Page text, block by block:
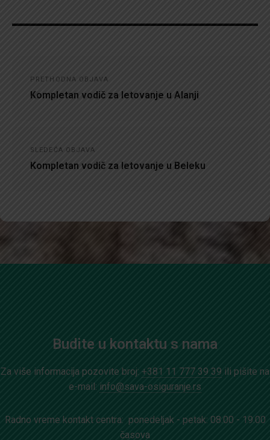
članka
PRETHODNA OBJAVA
Kompletan vodič za letovanje u Alanji
SLEDEĆA OBJAVA
Kompletan vodič za letovanje u Beleku
Budite u kontaktu s nama
Za više informacija pozovite broj: +381 11 777 39 39 ili pišite na
e-mail: info@sava-osiguranje.rs
Radno vreme kontakt centra: ponedeljak - petak: 08.00 - 19.00
časova